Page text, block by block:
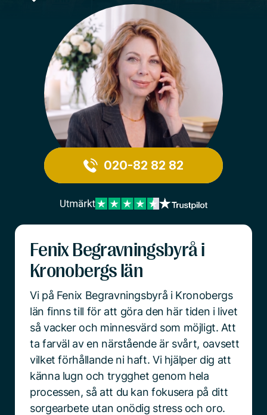
020-82 82 82
Fenix Begravningsbyrå i
Kronobergs län
Vi på Fenix Begravningsbyrå i Kronobergs
län finns till för att göra den här tiden i livet
så vacker och minnesvärd som möjligt. Att
ta farväl av en närstående är svårt, oavsett
vilket förhållande ni haft. Vi hjälper dig att
känna lugn och trygghet genom hela
processen, så att du kan fokusera på ditt
sorgearbete utan onödig stress och oro.